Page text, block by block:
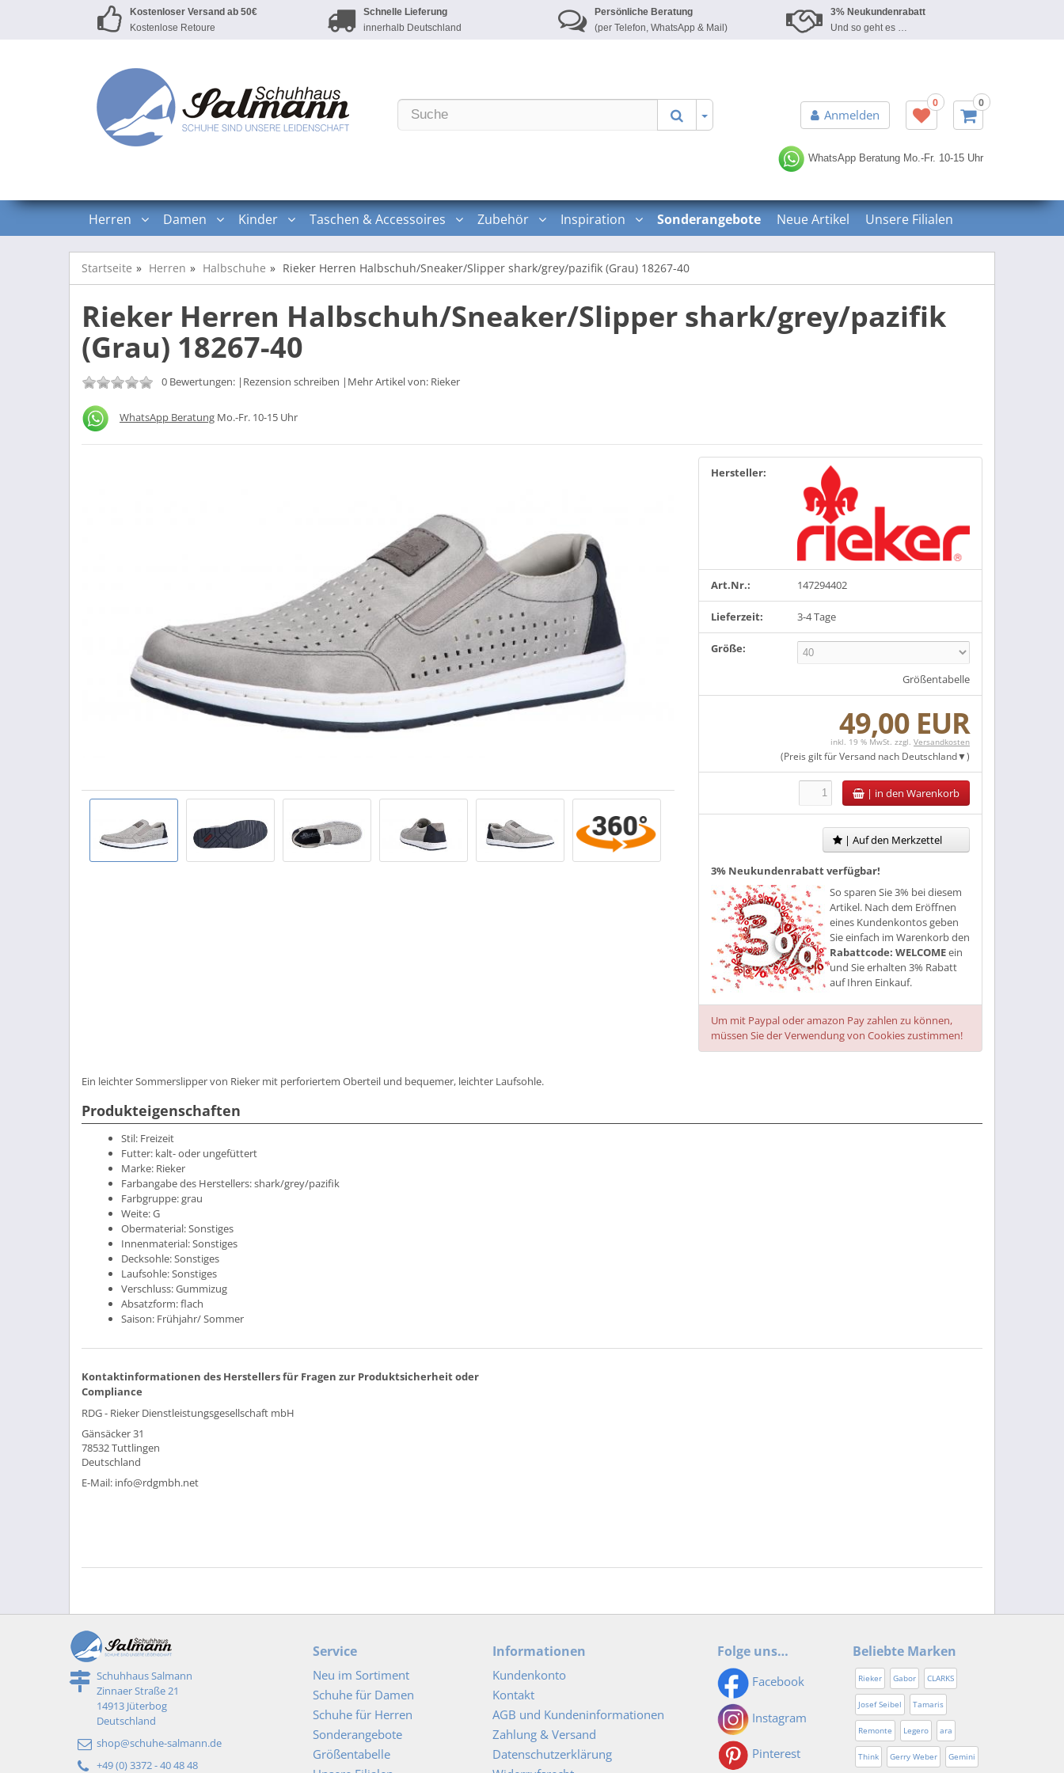
Kostenloser Versand ab 50€
Kostenlose Retoure
Schnelle Lieferung
innerhalb Deutschland
Persönliche Beratung
(per Telefon, WhatsApp & Mail)
3% Neukundenrabatt
Und so geht es …
Anmelden
0 0
WhatsApp BeratungMo.-Fr. 10-15 Uhr
Erweiterte Suche »
Herren Damen Kinder Taschen & Accessoires Zubehör Inspiration Sonderangebote Neue Artikel Unsere Filialen
Startseite Herren Halbschuhe Rieker Herren Halbschuh/Sneaker/Slipper shark/grey/pazifik (Grau) 18267-40
Rieker Herren Halbschuh/Sneaker/Slipper shark/grey/pazifik
(Grau) 18267-40
0 Bewertungen: | Rezension schreiben |Mehr Artikel von: Rieker
WhatsApp Beratung Mo.-Fr. 10-15 Uhr
Hersteller:
Art.Nr.: 147294402
Lieferzeit: 3-4 Tage
Größe:
Größentabelle
49,00 EUR
inkl. 19 % MwSt. zzgl. Versandkosten
(Preis gilt für Versand nach Deutschland )
| in den Warenkorb
| Auf den Merkzettel
3% Neukundenrabatt verfügbar!
So sparen Sie 3% bei diesem
Artikel. Nach dem Eröffnen
eines Kundenkontos geben
Sie einfach im Warenkorb den
Rabattcode: WELCOMEein
und Sie erhalten 3% Rabatt
auf Ihren Einkauf.
Um mit Paypal oder amazon Pay zahlen zu können,
müssen Sie der Verwendung von Cookies zustimmen!
Ein leichter Sommerslipper von Rieker mit perforiertem Oberteil und bequemer, leichter Laufsohle.
Produkteigenschaften
Stil: Freizeit
Futter: kalt- oder ungefüttert
Marke: Rieker
Farbangabe des Herstellers:shark/grey/pazifik
Farbgruppe:grau
Weite:G
Obermaterial:Sonstiges
Innenmaterial:Sonstiges
Decksohle:Sonstiges
Laufsohle:Sonstiges
Verschluss:Gummizug
Absatzform:flach
Saison: Frühjahr/ Sommer
Kontaktinformationen des Herstellers für Fragen zur Produktsicherheit oder
Compliance
RDG - Rieker Dienstleistungsgesellschaft mbH
Gänsäcker 31
78532 Tuttlingen
Deutschland
E-Mail: info@rdgmbh.net
Schuhhaus Salmann
Zinnaer Straße 21
14913 Jüterbog
Deutschland
shop@schuhe-salmann.de
+49 (0) 3372 - 40 48 48
Service
Neu im Sortiment
Schuhe für Damen
Schuhe für Herren
Sonderangebote
Größentabelle
Informationen
Kundenkonto
Kontakt
AGB und Kundeninformationen
Zahlung & Versand
Datenschutzerklärung
Folge uns…
Facebook
Instagram
Pinterest
Beliebte Marken
Rieker Gabor CLARKS
Josef Seibel Tamaris
Remonte Legero ara
Think Gerry Weber Gemini